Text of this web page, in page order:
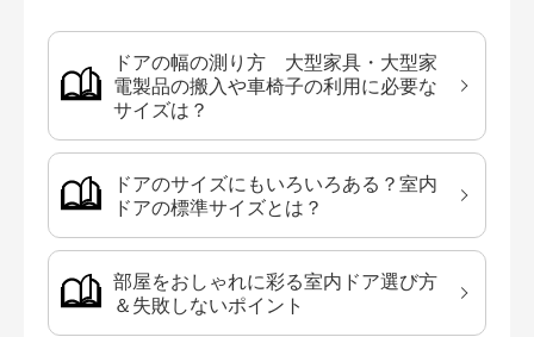
ドアの幅の測り方 大型家具・大型家
電製品の搬入や車椅子の利用に必要な
サイズは？
ドアのサイズにもいろいろある？室内
ドアの標準サイズとは？
部屋をおしゃれに彩る室内ドア選び方
＆失敗しないポイント